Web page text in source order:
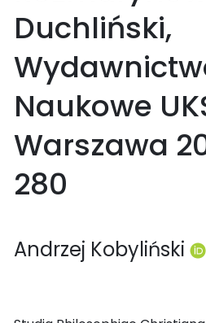
Duchliński,
Naukowe
Warszawa
280
Andrzej Kobyliński